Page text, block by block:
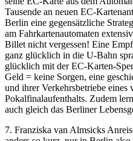
Tausende an neuen EC-
Berlin eine gegensätzliche
am Fahrkartenautomaten
Billet nicht vergessen! Eine
ganz glücklich in die U-Bahn
glücklich mit der EC-Karten-
Geld = keine Sorgen, eine
und ihrer Verkehrsbetriebe eines
Pokalfinalaufenthalts. Zudem
auch gleich das Berliner
7. Franziska van Almsicks